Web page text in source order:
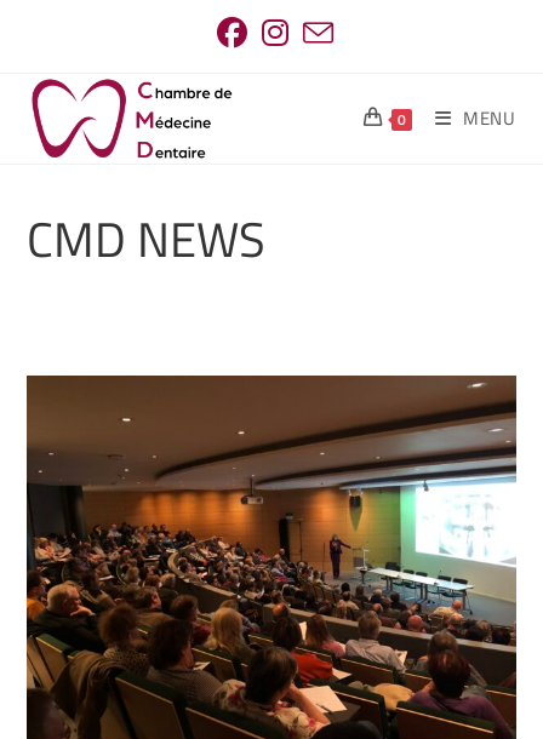
0 MENU
CMD NEWS